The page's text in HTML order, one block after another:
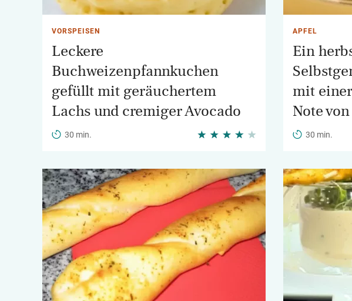
VORSPEISEN
Leckere
Buchweizenpfannkuchen
gefüllt mit geräuchertem
Lachs und cremiger Avocado
30 min.
APFEL
Ein
mit
Note
30 min.